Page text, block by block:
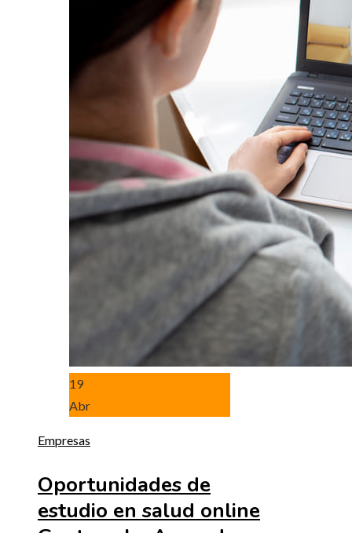
19
Abr
Empresas
Oportunidades de
estudio en salud online